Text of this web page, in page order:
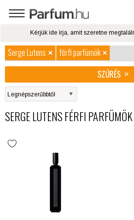
Serge Lutens
férfi parfümök
SZŰRÉS
SERGE LUTENS FÉRFI PARFÜMÖK